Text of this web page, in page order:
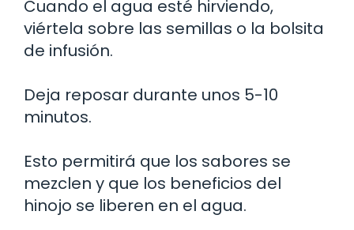
Cuando el agua esté hirviendo,
viértela sobre las semillas o la bolsita
de infusión.
Deja reposar durante unos 5-10
minutos.
Esto permitirá que los sabores se
mezclen y que los beneficios del
hinojo se liberen en el agua.